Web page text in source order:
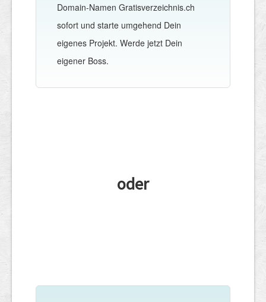
Domain-Namen Gratisverzeichnis.ch
sofort und starte umgehend Dein
eigenes Projekt. Werde jetzt Dein
eigener Boss.
oder